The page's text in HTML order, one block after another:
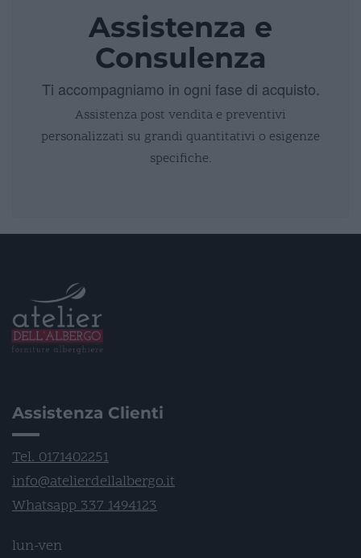
Assistenza e
Consulenza
Ti accompagniamo in ogni fase di acquisto.
Assistenza post vendita e preventivi
personalizzati su grandi quantitativi o esigenze
specifiche.
Assistenza Clienti
Tel. 0171402251
info@atelierdellalbergo.it
Whatsapp 337 1494123
lun-ven